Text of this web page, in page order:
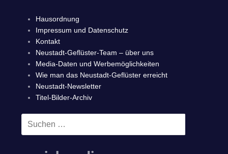
Hausordnung
Impressum und Datenschutz
Kontakt
Neustadt-Geflüster-Team – über uns
Media-Daten und Werbemöglichkeiten
Wie man das Neustadt-Geflüster erreicht
Neustadt-Newsletter
Titel-Bilder-Archiv
Suchen